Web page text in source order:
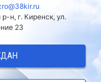
н, г. Киренск, ул.
23